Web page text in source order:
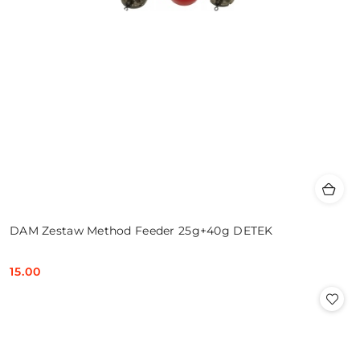
DAM Zestaw Method Feeder 25g+40g DETEK
Cena:
15.00